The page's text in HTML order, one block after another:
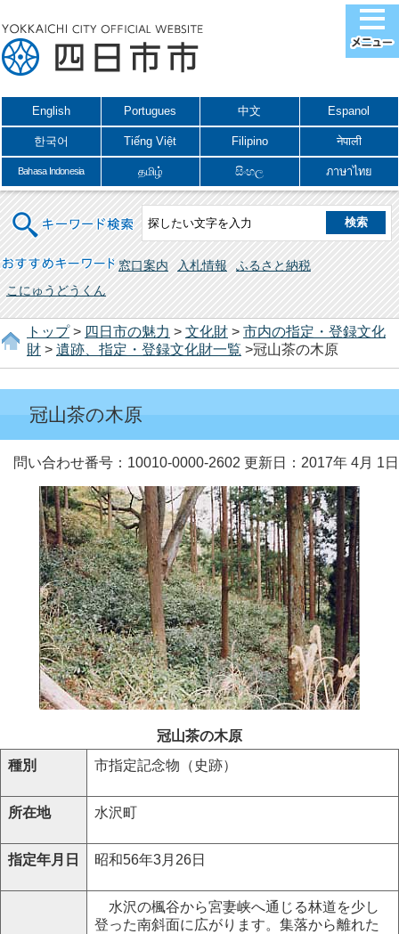
English Portugues 中文 Espanol
한국어 Tiếng Việt Filipino नेपाली
Bahasa Indonesia தமிழ் සිංහල ภาษาไทย
キーワード検索
おすすめキーワード 窓口案内 入札情報
ふるさと納税
こにゅうどうくん
トップ> 四日市の魅力 > 文化財 > 市内の指定・登録文化
財 > 遺跡、指定・登録文化財一覧 >冠山茶の木原
冠山茶の木原
問い合わせ番号：10010-0000-2602 更新日：2017年 4月 1日
冠山茶の木原
種別
市指定記念物（史跡）
所在地 水沢町
指定年月日 昭和56年3月26日
水沢の楓谷から宮妻峡へ通じる林道を少し
登った南斜面に広がります。集落から離れた